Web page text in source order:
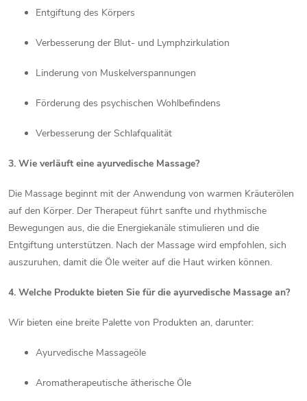
Entgiftung des Körpers
Verbesserung der Blut- und Lymphzirkulation
Linderung von Muskelverspannungen
Förderung des psychischen Wohlbefindens
Verbesserung der Schlafqualität
3. Wie verläuft eine ayurvedische Massage?
Die Massage beginnt mit der Anwendung von warmen Kräuterölen
auf den Körper. Der Therapeut führt sanfte und rhythmische
Bewegungen aus, die die Energiekanäle stimulieren und die
Entgiftung unterstützen. Nach der Massage wird empfohlen, sich
auszuruhen, damit die Öle weiter auf die Haut wirken können.
4. Welche Produkte bieten Sie für die ayurvedische Massage an?
Wir bieten eine breite Palette von Produkten an, darunter:
Ayurvedische Massageöle
Aromatherapeutische ätherische Öle